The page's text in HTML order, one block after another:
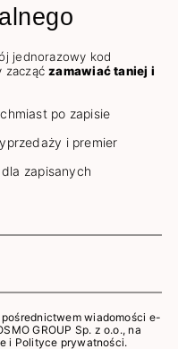
jednorazowy kod
zacząćzamawiać taniej i
po zapisie
i premier
zapisanych
wiadomości e-
GROUP Sp. z o.o., na
i Polityce prywatności.